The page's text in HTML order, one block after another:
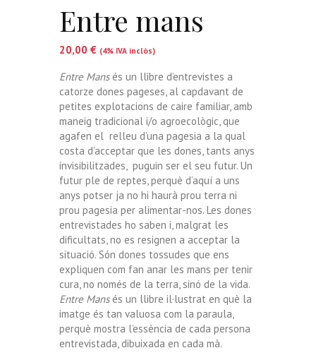
Entre mans
20,00 € (4% IVA inclòs)
Entre Mansés un llibre d’entrevistes a
catorze dones pageses, al capdavant de
petites explotacions de caire familiar, amb
maneig tradicional i/o agroecològic, que
agafen el relleu d’una pagesia a la qual
costa d’acceptar que les dones, tants anys
invisibilitzades, puguin ser el seu futur. Un
futur ple de reptes, perquè d’aquí a uns
anys potser ja no hi haurà prou terra ni
prou pagesia per alimentar-nos. Les dones
entrevistades ho saben i, malgrat les
dificultats, no es resignen a acceptar la
situació. Són dones tossudes que ens
expliquen com fan anar les mans per tenir
cura, no només de la terra, sinó de la vida.
Entre Mansés un llibre il·lustrat en què la
imatge és tan valuosa com la paraula,
perquè mostra l’essència de cada persona
entrevistada, dibuixada en cada mà.